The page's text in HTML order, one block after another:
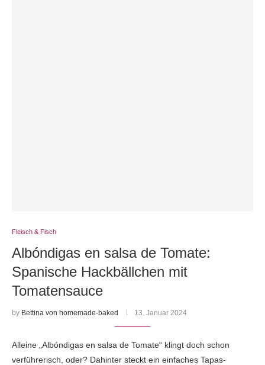
Fleisch & Fisch
Albóndigas en salsa de Tomate:
Spanische Hackbällchen mit
Tomatensauce
by Bettina von homemade-baked 13. Januar 2024
Alleine „Albóndigas en salsa de Tomate“ klingt doch schon
verführerisch, oder? Dahinter steckt ein einfaches Tapas-